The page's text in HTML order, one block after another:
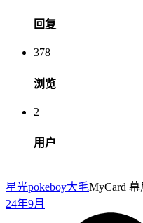
回复
378
浏览
2
用户
星光pokeboy大毛MyCard
24年9月